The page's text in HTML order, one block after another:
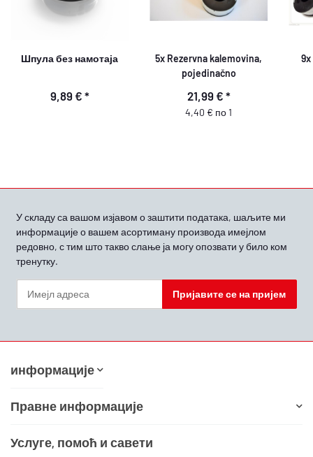
Шпула без намотаја
9,89 € *
5x Rezervna kalemovina,
pojedinačno
21,99 € *
4,40 € по 1
9x
У складу са вашом изјавом о заштити података, шаљите ми
информације о вашем асортиману производа имејлом
редовно, с тим што такво слање ја могу опозвати у било ком
тренутку.
Пријавите се на пријем
информације
Правне информације
Услуге, помоћ и савети